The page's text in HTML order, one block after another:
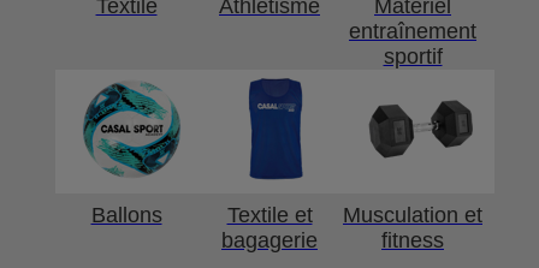
Textile Athlétisme
Matériel
entraînement
sportif
Ballons
Textile et
bagagerie
Musculation et
fitness